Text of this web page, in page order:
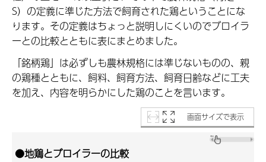
S）の定義に準じた方法で飼育された鶏ということにな
ります。その定義はちょっと説明しにくいのでブロイラ
ーとの比較とともに表にまとめました。
「銘柄鶏」は必ずしも農林規格には準じないものの、親
の鶏種とともに、飼料、飼育方法、飼育日齢などに工夫
を加え、内容を明らかにした鶏のことを言います。
画面サイズで表示
●地鶏とブロイラーの比較